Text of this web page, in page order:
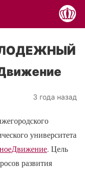
3 года назад
университета
. Цель
развития